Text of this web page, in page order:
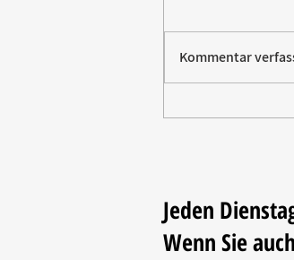
Paw Patrol
Kommentar
Jeden
Wenn Sie